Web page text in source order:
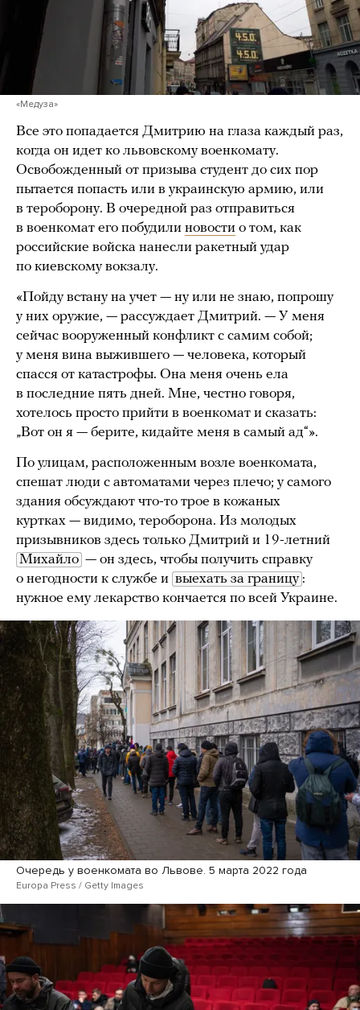
«Медуза»
Все это попадается Дмитрию на глаза каждый раз,
когда он идет ко львовскому военкомату.
Освобожденный от призыва студент до сих пор
пытается попасть или в украинскую армию, или
в тероборону. В очередной раз отправиться
в военкомат его побудили новости о том, как
российские войска нанесли ракетный удар
по киевскому вокзалу.
«Пойду встану на учет — ну или не знаю, попрошу
у них оружие, — рассуждает Дмитрий. — У меня
сейчас вооруженный конфликт с самим собой;
у меня вина выжившего — человека, который
спасся от катастрофы. Она меня очень ела
в последние пять дней. Мне, честно говоря,
хотелось просто прийти в военкомат и сказать:
„Вот он я — берите, кидайте меня в самый ад“».
По улицам, расположенным возле военкомата,
спешат люди с автоматами через плечо; у самого
здания обсуждают что-то трое в кожаных
куртках — видимо, тероборона. Из молодых
призывников здесь только Дмитрий и 19-летний
Михайло — он здесь, чтобы получить справку
о негодности к службе и выехать за границу :
нужное ему лекарство кончается по всей Украине.
Очередь у военкомата во Львове. 5 марта 2022 года
Europa Press / Getty Images